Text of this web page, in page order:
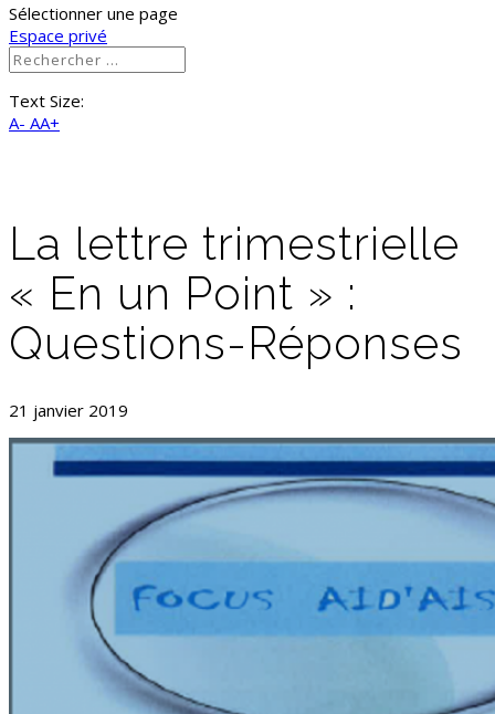
Sélectionner une page
Espace privé
Text Size:
A- AA+
La lettre trimestrielle
« En un Point » :
Questions-Réponses
21 janvier 2019